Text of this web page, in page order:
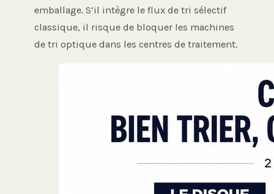
emballage. S’il intègre le flux de tri sélectif
classique, il risque de bloquer les machines
de tri optique dans les centres de traitement.